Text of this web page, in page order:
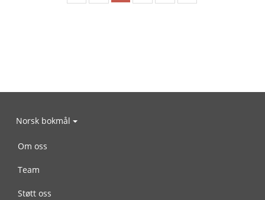
Norsk bokmål
Om oss
Team
Støtt oss